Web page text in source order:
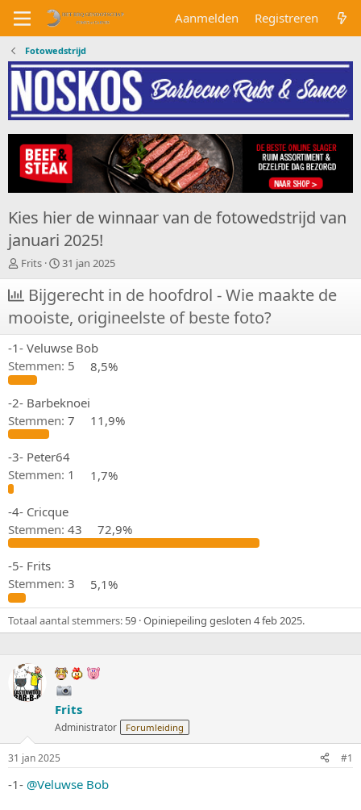
Aanmelden Registreren
Fotowedstrijd
Kies hier de winnaar van de fotowedstrijd van
januari 2025!
O
n
d
e
r
w
e
r
p
t
a
r
r
Frits
S
t
a
t
d
a
t
31 jan 2025
Bijgerecht in de hoofdrol - Wie maakte de
mooiste, origineelste of beste foto?
-1- Veluwse Bob
Stemmen: 5 8,5%
-2- Barbeknoei
Stemmen: 7 11,9%
-3- Peter64
Stemmen: 1 1,7%
-4- Cricque
Stemmen: 43 72,9%
-5- Frits
Stemmen: 3 5,1%
Totaal aantal stemmers 59 Opiniepeiling gesloten 4 feb 2025.
Frits
Administrator Forumleiding
31 jan 2025 #1
-1- @Veluwse Bob